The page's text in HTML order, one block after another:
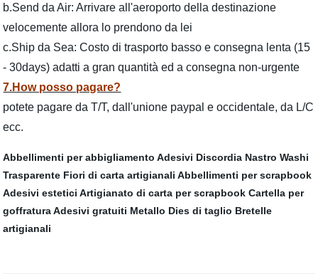
b.Send da Air: Arrivare all'aeroporto della destinazione
velocemente allora lo prendono da lei
c.Ship da Sea: Costo di trasporto basso e consegna lenta (15
- 30days) adatti a gran quantità ed a consegna non-urgente
7.How posso pagare?
potete pagare da T/T, dall'unione paypal e occidentale, da L/C
ecc.
Abbellimenti per abbigliamento Adesivi Discordia Nastro Washi
Trasparente Fiori di carta artigianali Abbellimenti per scrapbook
Adesivi estetici Artigianato di carta per scrapbook Cartella per
goffratura Adesivi gratuiti Metallo Dies di taglio Bretelle
artigianali